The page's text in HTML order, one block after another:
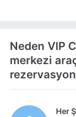
Neden VIP
merkezi
Her